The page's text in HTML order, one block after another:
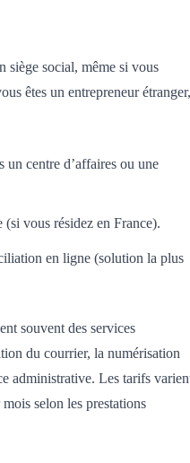
siège social, même si vous
êtes un entrepreneur étranger,
centre d’affaires ou une
vous résidez en France).
en ligne (solution la plus
souvent des services
du courrier, la numérisation
administrative. Les tarifs
selon les prestations